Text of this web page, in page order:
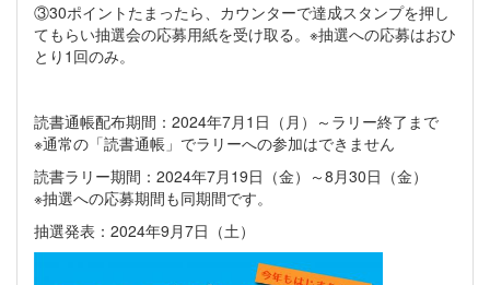
③30ポイントたまったら、カウンターで達成スタンプを押し
てもらい抽選会の応募用紙を受け取る。※抽選への応募はおひ
とり1回のみ。
読書通帳配布期間：2024年7月1日（月）～ラリー終了まで
※通常の「読書通帳」でラリーへの参加はできません
読書ラリー期間：2024年7月19日（金）～8月30日（金）
※抽選への応募期間も同期間です。
抽選発表：2024年9月7日（土）